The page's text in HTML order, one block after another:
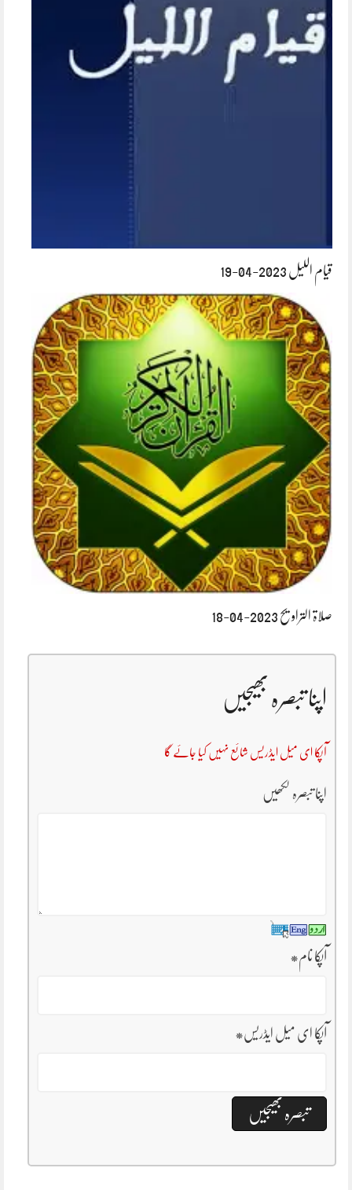
قیام اللیل 2023-04-19
صلاۃ التراویح 2023-04-18
اپنا تبصرہ بھیجیں
آپکا ای میل ایڈریس شائع نہیں کیا جائے گا
اپنا تبصرہ لکھیں
آپکا نام*
آپکا ای میل ایڈریس*